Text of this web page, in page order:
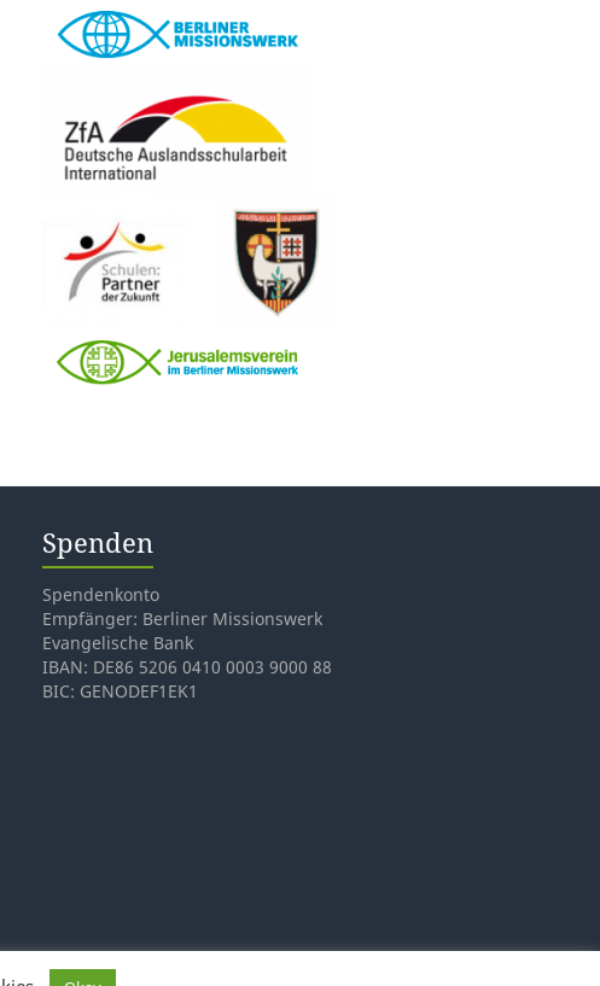
Spenden
Spendenkonto
Empfänger: Berliner Missionswerk
Evangelische Bank
IBAN: DE86 5206 0410 0003 9000 88
BIC: GENODEF1EK1